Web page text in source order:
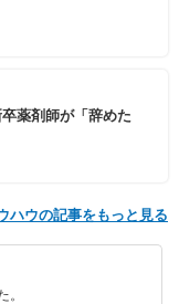
薬剤師が「辞めた
ハウの記事をもっと見る
。